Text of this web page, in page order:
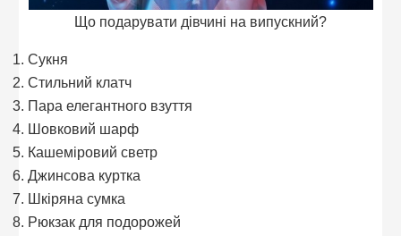
Що подарувати дівчині на випускний?
Сукня
Стильний клатч
Пара елегантного взуття
Шовковий шарф
Кашеміровий светр
Джинсова куртка
Шкіряна сумка
Рюкзак для подорожей